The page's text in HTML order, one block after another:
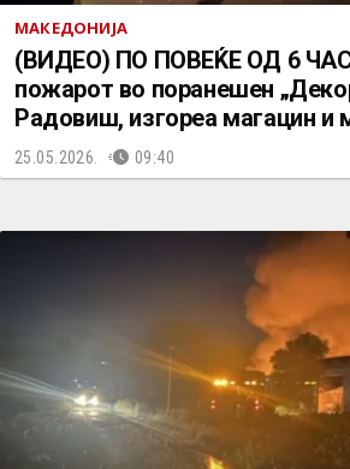
МАКЕДОНИЈА
(ВИДЕО) ПО ПОВЕЌЕ ОД 6
пожарот во поранешен
Радовиш, изгореа магацин и
25.05.2026. 09:40